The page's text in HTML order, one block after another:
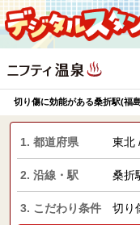
切り傷に効能がある桑折駅(福
1. 都道府県 東北
2. 沿線・駅 桑折
3. こだわり条件 切り